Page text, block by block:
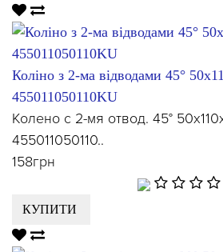
Коліно з 2-ма відводами 45°
455011050110KU
Колено с 2-мя отвод. 45°
455011050110..
158грн
КУПИТИ